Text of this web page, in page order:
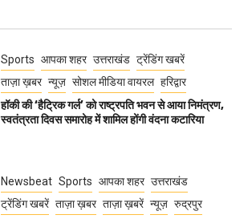
Sports आपका शहर उत्तराखंड ट्रेंडिंग खबरें
ताज़ा ख़बर न्यूज़ सोशल मीडिया वायरल हरिद्वार
हॉकी की ‘हैट्रिक गर्ल’ को राष्ट्रपति भवन से आया निमंत्रण,
स्वतंत्रता दिवस समारोह में शामिल होंगी वंदना कटारिया
Newsbeat Sports आपका शहर उत्तराखंड
ट्रेंडिंग खबरें ताज़ा ख़बर ताज़ा ख़बरें न्यूज़ रुद्रपुर